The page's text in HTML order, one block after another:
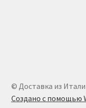
© Доставка из
Создано с помощью